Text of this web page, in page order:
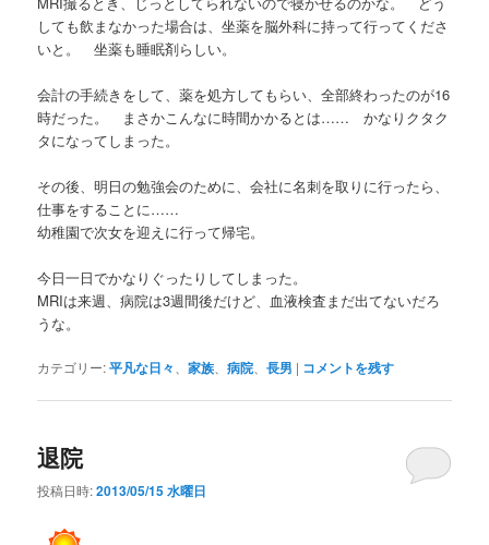
しても飲まなかった場合は、坐薬を脳外科に持って行ってくださ
いと。 坐薬も睡眠剤らしい。
会計の手続きをして、薬を処方してもらい、全部終わったのが16
時だった。 まさかこんなに時間かかるとは…… かなりクタク
タになってしまった。
その後、明日の勉強会のために、会社に名刺を取りに行ったら、
仕事をすることに……
幼稚園で次女を迎えに行って帰宅。
今日一日でかなりぐったりしてしまった。
MRIは来週、病院は3週間後だけど、血液検査まだ出てないだろ
うな。
カテゴリー:平凡な日々 、家族 、病院 、長男 | コメントを残す
退院
投稿日時:2013/05/15 水曜日